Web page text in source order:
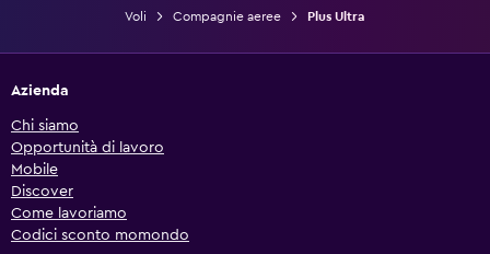
Voli Compagnie aeree Plus Ultra
Azienda
Chi siamo
Opportunità di lavoro
Mobile
Discover
Come lavoriamo
Codici sconto momondo